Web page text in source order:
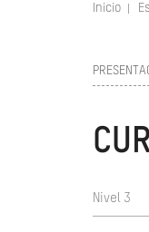
Inicio
Nivel 3